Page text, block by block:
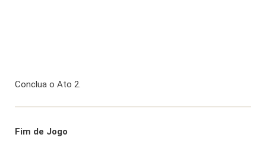
Conclua o Ato 2.
Fim de Jogo